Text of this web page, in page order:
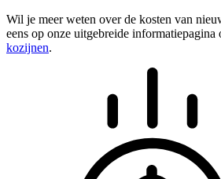
Wil je meer weten over de kosten van
eens op onze uitgebreide informatiepagina
kozijnen.